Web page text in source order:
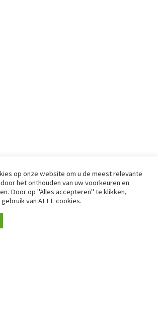
op onze website om u de meest relevante
het onthouden van uw voorkeuren en
Door op "Alles accepteren" te klikken,
van ALLE cookies.